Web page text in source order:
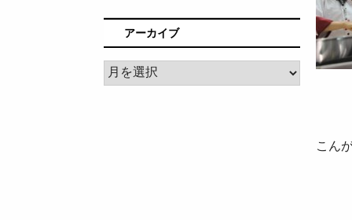
こん
アーカイブ
ア
ー